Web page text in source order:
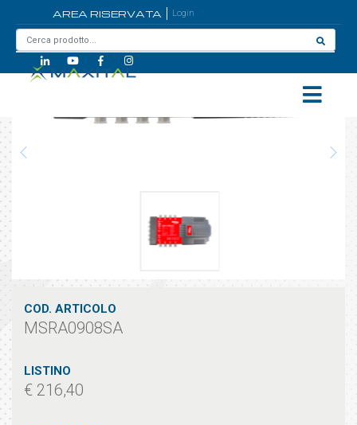
AREA RISERVATA Login
MSRA0908SA
COD. ARTICOLO
MSRA0908SA
LISTINO
€ 216,40